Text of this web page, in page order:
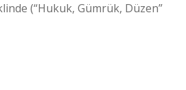
(“Hukuk, Gümrük, Düzen”